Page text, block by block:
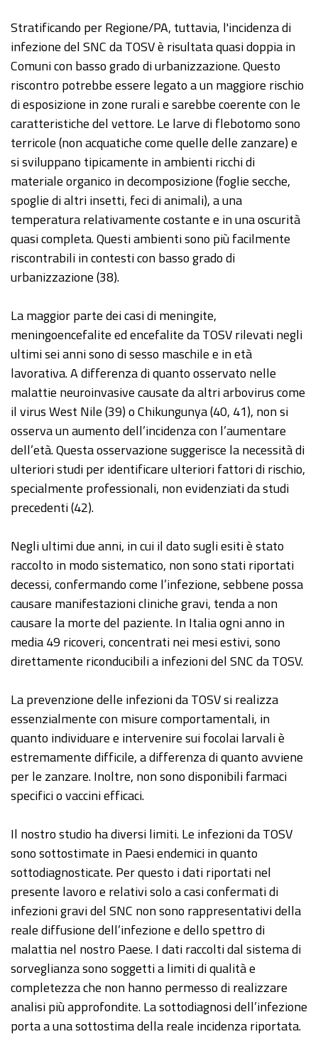
Stratificando per Regione/PA, tuttavia, l'incidenza di
infezione del SNC da TOSV è risultata quasi doppia in
Comuni con basso grado di urbanizzazione. Questo
riscontro potrebbe essere legato a un maggiore rischio
di esposizione in zone rurali e sarebbe coerente con le
caratteristiche del vettore. Le larve di flebotomo sono
terricole (non acquatiche come quelle delle zanzare) e
si sviluppano tipicamente in ambienti ricchi di
materiale organico in decomposizione (foglie secche,
spoglie di altri insetti, feci di animali), a una
temperatura relativamente costante e in una oscurità
quasi completa. Questi ambienti sono più facilmente
riscontrabili in contesti con basso grado di
urbanizzazione (38).
La maggior parte dei casi di meningite,
meningoencefalite ed encefalite da TOSV rilevati negli
ultimi sei anni sono di sesso maschile e in età
lavorativa. A differenza di quanto osservato nelle
malattie neuroinvasive causate da altri arbovirus come
il virus West Nile (39) o Chikungunya (40, 41), non si
osserva un aumento dell’incidenza con l’aumentare
dell’età. Questa osservazione suggerisce la necessità di
ulteriori studi per identificare ulteriori fattori di rischio,
specialmente professionali, non evidenziati da studi
precedenti (42).
Negli ultimi due anni, in cui il dato sugli esiti è stato
raccolto in modo sistematico, non sono stati riportati
decessi, confermando come l’infezione, sebbene possa
causare manifestazioni cliniche gravi, tenda a non
causare la morte del paziente. In Italia ogni anno in
media 49 ricoveri, concentrati nei mesi estivi, sono
direttamente riconducibili a infezioni del SNC da TOSV.
La prevenzione delle infezioni da TOSV si realizza
essenzialmente con misure comportamentali, in
quanto individuare e intervenire sui focolai larvali è
estremamente difficile, a differenza di quanto avviene
per le zanzare. Inoltre, non sono disponibili farmaci
specifici o vaccini efficaci.
Il nostro studio ha diversi limiti. Le infezioni da TOSV
sono sottostimate in Paesi endemici in quanto
sottodiagnosticate. Per questo i dati riportati nel
presente lavoro e relativi solo a casi confermati di
infezioni gravi del SNC non sono rappresentativi della
reale diffusione dell’infezione e dello spettro di
malattia nel nostro Paese. I dati raccolti dal sistema di
sorveglianza sono soggetti a limiti di qualità e
completezza che non hanno permesso di realizzare
analisi più approfondite. La sottodiagnosi dell’infezione
porta a una sottostima della reale incidenza riportata.